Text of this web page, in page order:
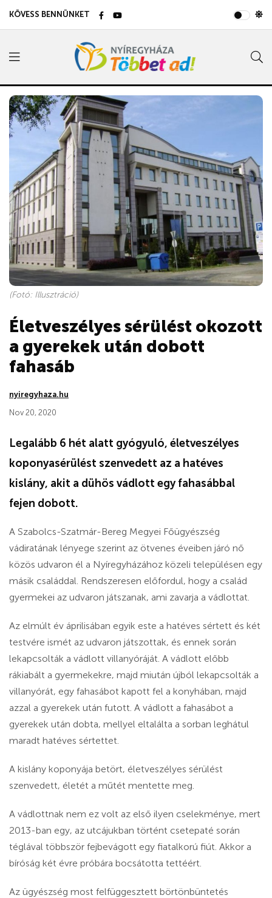
KÖVESS BENNÜNKET
(Fotó: Illusztráció)
Életveszélyes sérülést okozott
a gyerekek után dobott
fahasáb
nyiregyhaza.hu
Nov 20, 2020
Legalább 6 hét alatt gyógyuló, életveszélyes
koponyasérülést szenvedett az a hatéves
kislány, akit a dühös vádlott egy fahasábbal
fejen dobott.
A Szabolcs-Szatmár-Bereg Megyei Főügyészség
vádiratának lényege szerint az ötvenes éveiben járó nő
közös udvaron él a Nyíregyházához közeli településen egy
másik családdal. Rendszeresen előfordul, hogy a család
gyermekei az udvaron játszanak, ami zavarja a vádlottat.
Az elmúlt év áprilisában egyik este a hatéves sértett és két
testvére ismét az udvaron játszottak, és ennek során
lekapcsolták a vádlott villanyóráját. A vádlott előbb
rákiabált a gyermekekre, majd miután újból lekapcsolták a
villanyórát, egy fahasábot kapott fel a konyhában, majd
azzal a gyerekek után futott. A vádlott a fahasábot a
gyerekek után dobta, mellyel eltalálta a sorban leghátul
maradt hatéves sértettet.
A kislány koponyája betört, életveszélyes sérülést
szenvedett, életét a műtét mentette meg.
A vádlottnak nem ez volt az első ilyen cselekménye, mert
2013-ban egy, az utcájukban történt csetepaté során
téglával többször fejbevágott egy fiatalkorú fiút. Akkor a
bíróság két évre próbára bocsátotta tettéért.
Az ügyészség most felfüggesztett börtönbüntetés